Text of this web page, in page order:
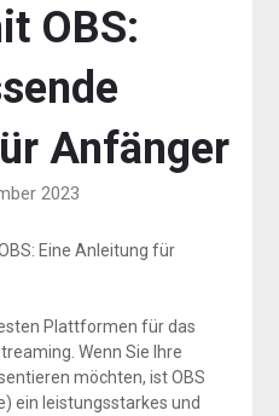
OBS:
Anfänger
2023
Eine Anleitung für
Plattformen für das
Wenn Sie Ihre
möchten, ist OBS
ein leistungsstarkes und